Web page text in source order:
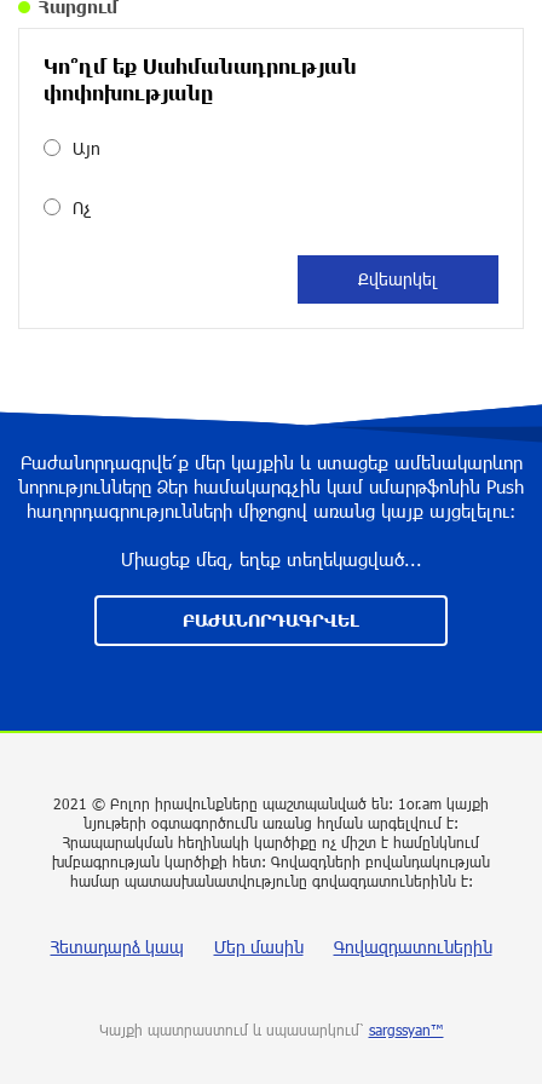
«ԱԲ գործարանը». Մխիթար Հայրապետյան
3 ժամ առաջ
3 ժամ առաջ
Խոշոր վթար՝ Գեղարքունիքում, բախվել են
խոտ տեղափոխող «ԳԱԶ 53» և «Opel»․
Ալիեւն ու Փաշինյանը հեռախոսազրույց են
Հայաստան է ուղարկվել 15 վագոն ցորեն և 10
վագոն քարածուխ
4 ժամ առաջ
գալը ԵԱՏՄ-ից չի կարող հանգեցնել միության
փլուզմանը
Հարցում
Կո՞ղմ եք Սահմանադրության
փոփոխությանը
Այո
Ոչ
Բաժանորդագրվե՛ք մեր կայքին և ստացեք ամենակարևոր
նորությունները Ձեր համակարգչին կամ սմարթֆոնին Push
հաղորդագրությունների միջոցով առանց կայք այցելելու։
Միացեք մեզ, եղեք տեղեկացված...
ԲԱԺԱՆՈՐԴԱԳՐՎԵԼ
2021 © Բոլոր իրավունքները պաշտպանված են: 1or.am կայքի
նյութերի օգտագործումն առանց հղման արգելվում է:
Հրապարակման հեղինակի կարծիքը ոչ միշտ է համընկնում
խմբագրության կարծիքի հետ: Գովազդների բովանդակության
համար պատասխանատվությունը գովազդատուներինն է:
Հետադարձ կապ Մեր մասին Գովազդատուներին
Կայքի պատրաստում և սպասարկում՝ sargssyan™